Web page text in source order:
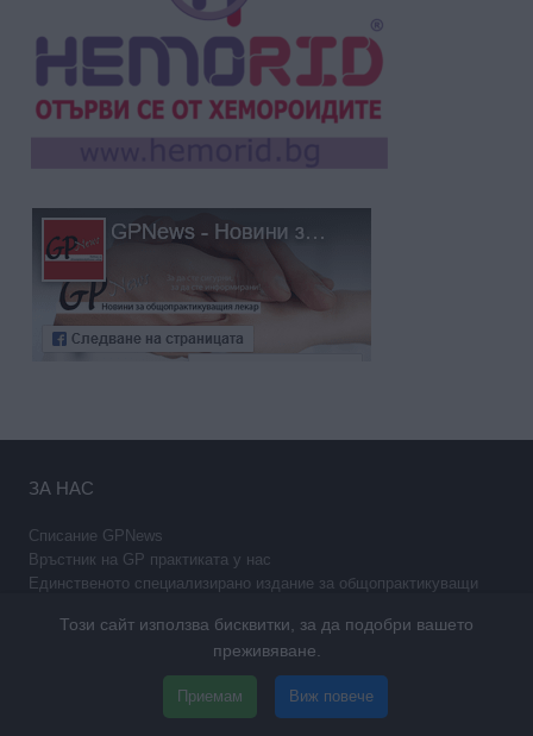
ЗА НАС
Списание GPNews
Връстник на GP практиката у нас
Единственото специализирано издание за общопрактикуващи
12 месечни книжки на жизненоважни за практиката ви теми
Този сайт използва бисквитки, за да подобри вашето
преживяване.
Приемам Виж повече